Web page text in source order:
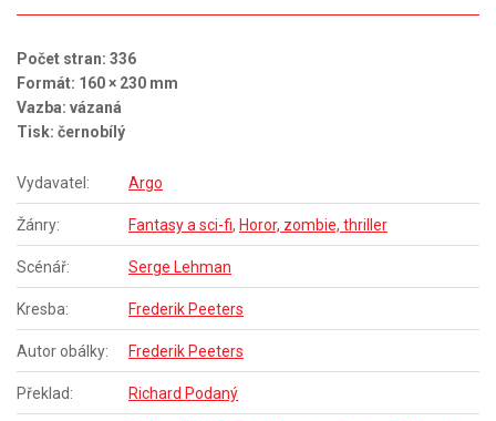
Počet stran: 336
Formát: 160 × 230 mm
Vazba: vázaná
Tisk: černobílý
Vydavatel: Argo
Žánry: Fantasy a sci-fi, Horor, zombie, thriller
Scénář: Serge Lehman
Kresba: Frederik Peeters
Autor obálky: Frederik Peeters
Překlad: Richard Podaný